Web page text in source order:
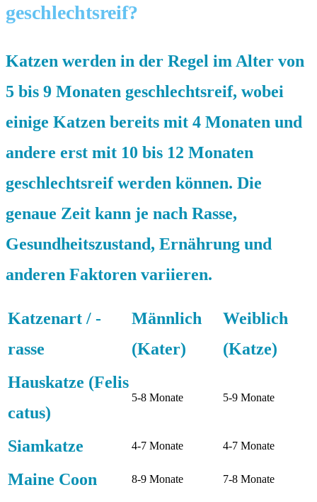
geschlechtsreif?
Katzen werden in der Regel im Alter von
5 bis 9 Monaten geschlechtsreif, wobei
einige Katzen bereits mit 4 Monaten und
andere erst mit 10 bis 12 Monaten
geschlechtsreif werden können. Die
genaue Zeit kann je nach Rasse,
Gesundheitszustand, Ernährung und
anderen Faktoren variieren.
Katzenart / -
rasse
Männlich
(Kater)
Weiblich
(Katze)
Hauskatze (Felis
catus)
5-8 Monate 5-9 Monate
Siamkatze 4-7 Monate 4-7 Monate
Maine Coon 8-9 Monate 7-8 Monate